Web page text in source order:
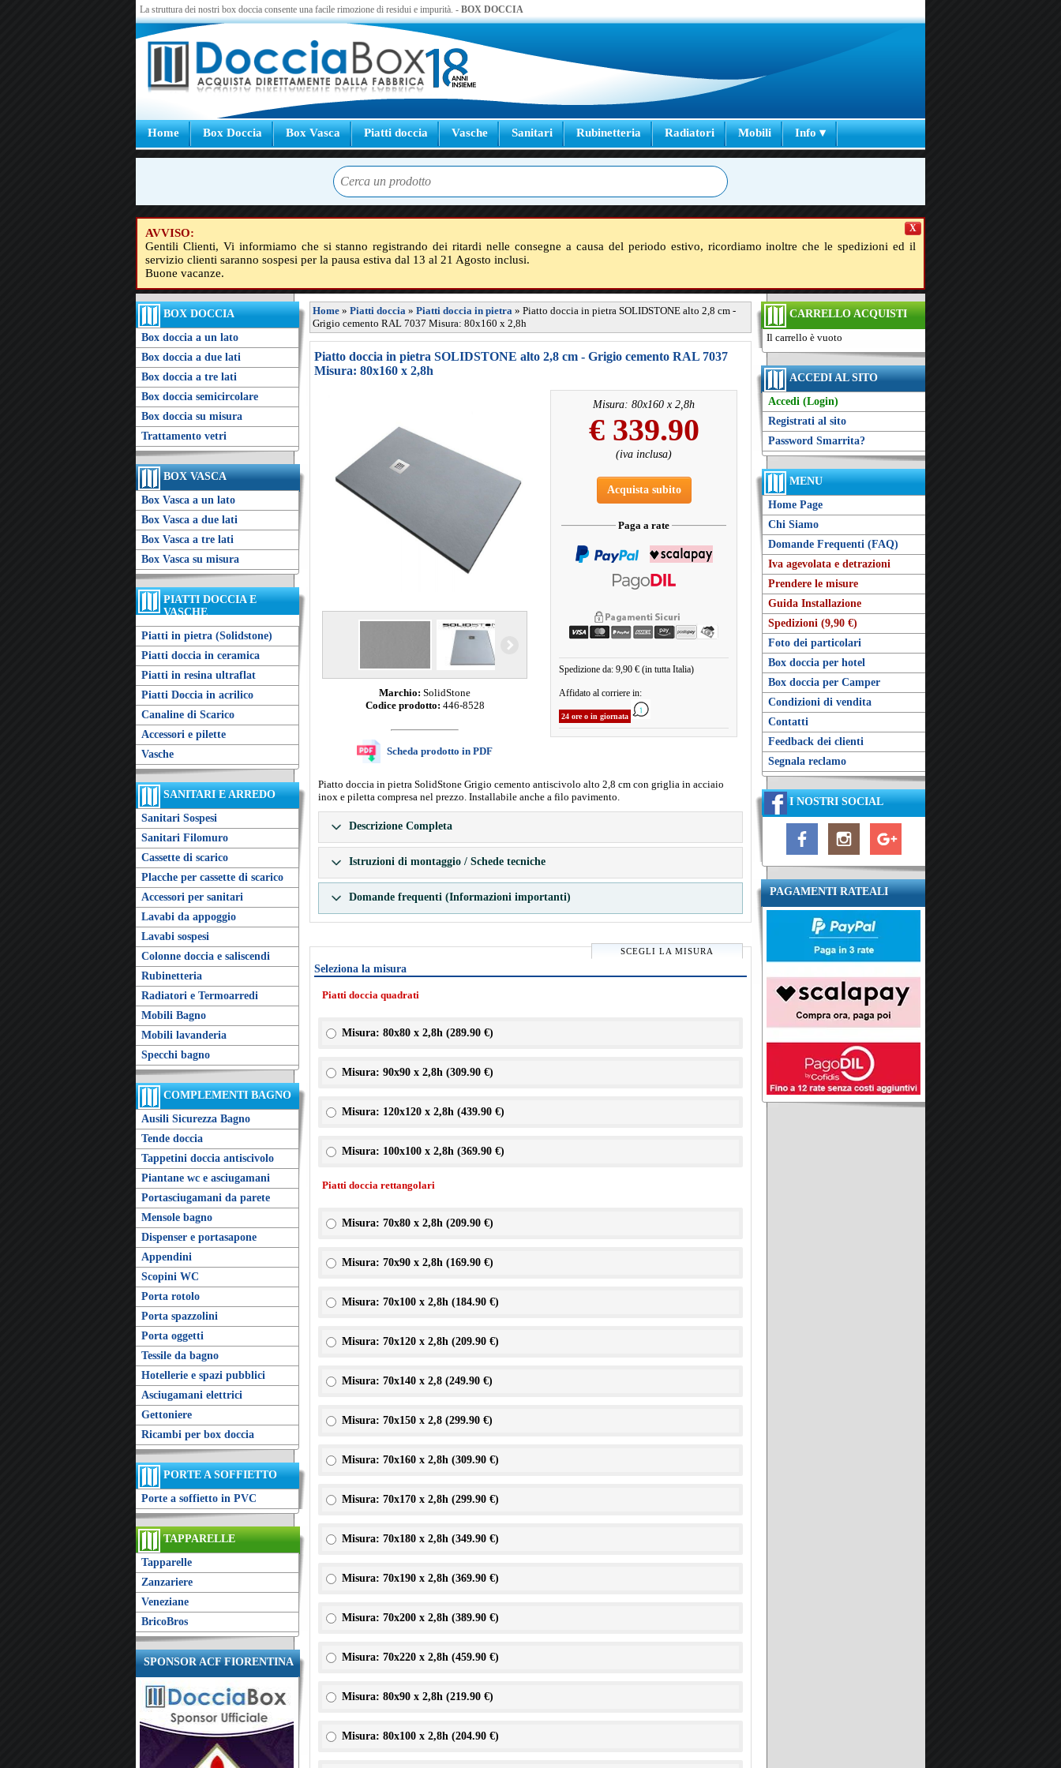
La struttura dei nostri box doccia consente una facile rimozione di residui e impurità. - BOX DOCCIA
Home Box Doccia Box Vasca Piatti doccia Vasche Sanitari Rubinetteria Radiatori Mobili Info ▾
AVVISO:
Gentili Clienti, Vi informiamo che si stanno registrando dei ritardi nelle consegne a causa del periodo estivo, ricordiamo inoltre che le spedizioni ed il
servizio clienti saranno sospesi per la pausa estiva dal 13 al 21 Agosto inclusi.
Buone vacanze.
X
BOX DOCCIA
Box doccia a un lato
Box doccia a due lati
Box doccia a tre lati
Box doccia semicircolare
Box doccia su misura
Trattamento vetri
BOX VASCA
Box Vasca a un lato
Box Vasca a due lati
Box Vasca a tre lati
Box Vasca su misura
PIATTI DOCCIA E
VASCHE
Piatti in pietra (Solidstone)
Piatti doccia in ceramica
Piatti in resina ultraflat
Piatti Doccia in acrilico
Canaline di Scarico
Accessori e pilette
Vasche
SANITARI E ARREDO
Sanitari Sospesi
Sanitari Filomuro
Cassette di scarico
Placche per cassette di scarico
Accessori per sanitari
Lavabi da appoggio
Lavabi sospesi
Colonne doccia e saliscendi
Rubinetteria
Radiatori e Termoarredi
Mobili Bagno
Mobili lavanderia
Specchi bagno
COMPLEMENTI BAGNO
Ausili Sicurezza Bagno
Tende doccia
Tappetini doccia antiscivolo
Piantane wc e asciugamani
Portasciugamani da parete
Mensole bagno
Dispenser e portasapone
Appendini
Scopini WC
Porta rotolo
Porta spazzolini
Porta oggetti
Tessile da bagno
Hotellerie e spazi pubblici
Asciugamani elettrici
Gettoniere
Ricambi per box doccia
PORTE A SOFFIETTO
Porte a soffietto in PVC
TAPPARELLE
Tapparelle
Zanzariere
Veneziane
BricoBros
SPONSOR ACF FIORENTINA
CARRELLO ACQUISTI
Il carrello è vuoto
ACCEDI AL SITO
Accedi (Login)
Registrati al sito
Password Smarrita?
MENU
Home Page
Chi Siamo
Domande Frequenti (FAQ)
Iva agevolata e detrazioni
Prendere le misure
Guida Installazione
Spedizioni (9,90 €)
Foto dei particolari
Box doccia per hotel
Box doccia per Camper
Condizioni di vendita
Contatti
Feedback dei clienti
Segnala reclamo
I NOSTRI SOCIAL
PAGAMENTI RATEALI
Home » Piatti doccia » Piatti doccia in pietra » Piatto doccia in pietra SOLIDSTONE alto 2,8 cm -
Grigio cemento RAL 7037 Misura: 80x160 x 2,8h
Piatto doccia in pietra SOLIDSTONE alto 2,8 cm - Grigio cemento RAL 7037
Misura: 80x160 x 2,8h
Marchio: SolidStone
Codice prodotto: 446-8528
Scheda prodotto in PDF
Misura: 80x160 x 2,8h
€ 339.90
(iva inclusa)
Acquista subito
Paga a rate
Spedizione da: 9,90 € (in tutta Italia)
Affidato al corriere in:
24 ore o in giornata
Piatto doccia in pietra SolidStone Grigio cemento antiscivolo alto 2,8 cm con griglia in acciaio
inox e piletta compresa nel prezzo. Installabile anche a filo pavimento.
Descrizione Completa
Istruzioni di montaggio / Schede tecniche
Domande frequenti (Informazioni importanti)
SCEGLI LA MISURA
Seleziona la misura
Piatti doccia quadrati
Misura: 80x80 x 2,8h (289.90 €)
Misura: 90x90 x 2,8h (309.90 €)
Misura: 120x120 x 2,8h (439.90 €)
Misura: 100x100 x 2,8h (369.90 €)
Piatti doccia rettangolari
Misura: 70x80 x 2,8h (209.90 €)
Misura: 70x90 x 2,8h (169.90 €)
Misura: 70x100 x 2,8h (184.90 €)
Misura: 70x120 x 2,8h (209.90 €)
Misura: 70x140 x 2,8 (249.90 €)
Misura: 70x150 x 2,8 (299.90 €)
Misura: 70x160 x 2,8h (309.90 €)
Misura: 70x170 x 2,8h (299.90 €)
Misura: 70x180 x 2,8h (349.90 €)
Misura: 70x190 x 2,8h (369.90 €)
Misura: 70x200 x 2,8h (389.90 €)
Misura: 70x220 x 2,8h (459.90 €)
Misura: 80x90 x 2,8h (219.90 €)
Misura: 80x100 x 2,8h (204.90 €)